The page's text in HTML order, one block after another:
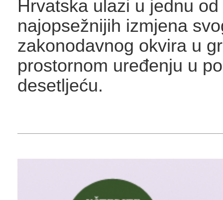
Hrvatska ulazi u jednu od
najopsežnijih izmjena
zakonodavnog okvira u
prostornom uređenju u
desetljeću.